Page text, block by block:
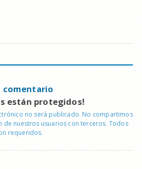
comentario
están protegidos!
no será publicado. No compartimos
de nuestros usuarios con terceros. Todos
requeridos.